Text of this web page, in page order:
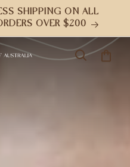
SHIPPING ON ALL
OVER $200
购
物